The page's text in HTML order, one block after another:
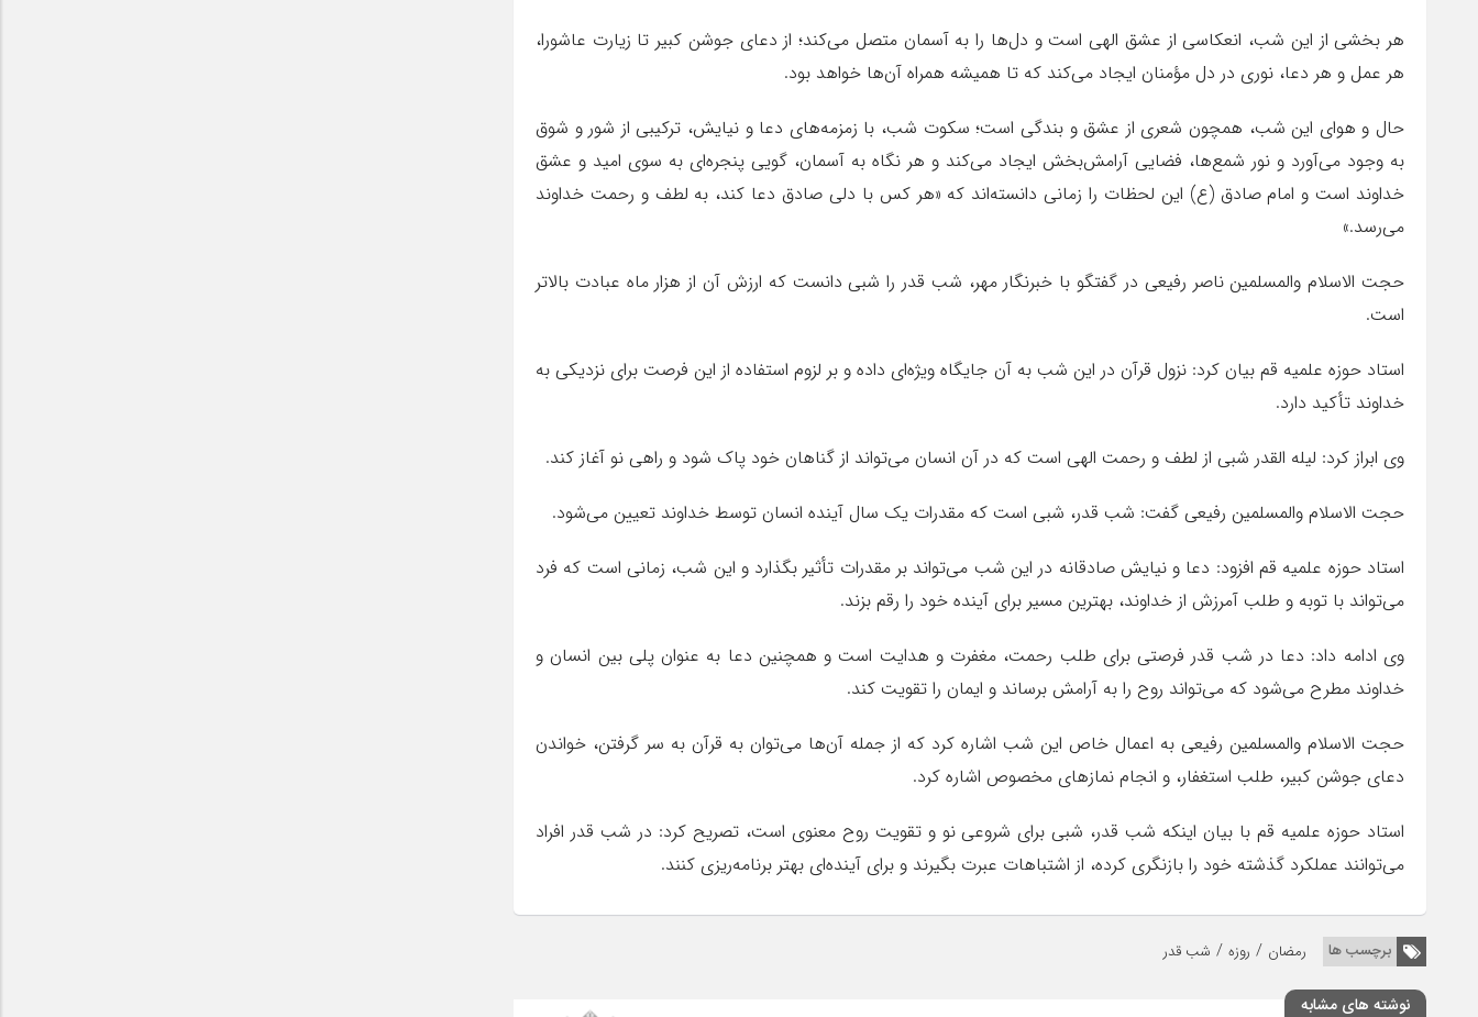
هر بخشی از این شب، انعکاسی از عشق الهی است و دل‌ها را به آسمان متصل می‌کند؛ از دعای جوشن کبیر تا زیارت عاشورا،
هر عمل و هر دعا، نوری در دل مؤمنان ایجاد می‌کند که تا همیشه همراه آن‌ها خواهد بود.
حال و هوای این شب، همچون شعری از عشق و بندگی است؛ سکوت شب، با زمزمه‌های دعا و نیایش، ترکیبی از شور و شوق
به وجود می‌آورد و نور شمع‌ها، فضایی آرامش‌بخش ایجاد می‌کند و هر نگاه به آسمان، گویی پنجره‌ای به سوی امید و عشق
خداوند است و امام صادق (ع) این لحظات را زمانی دانسته‌اند که «هر کس با دلی صادق دعا کند، به لطف و رحمت خداوند
می‌رسد.»
حجت الاسلام والمسلمین ناصر رفیعی در گفتگو با خبرنگار مهر، شب قدر را شبی دانست که ارزش آن از هزار ماه عبادت بالاتر
است.
استاد حوزه علمیه قم بیان کرد: نزول قرآن در این شب به آن جایگاه ویژه‌ای داده و بر لزوم استفاده از این فرصت برای نزدیکی به
خداوند تأکید دارد.
وی ابراز کرد: لیله القدر شبی از لطف و رحمت الهی است که در آن انسان می‌تواند از گناهان خود پاک شود و راهی نو آغاز کند.
حجت الاسلام والمسلمین رفیعی گفت: شب قدر، شبی است که مقدرات یک سال آینده انسان توسط خداوند تعیین می‌شود.
استاد حوزه علمیه قم افزود: دعا و نیایش صادقانه در این شب می‌تواند بر مقدرات تأثیر بگذارد و این شب، زمانی است که فرد
می‌تواند با توبه و طلب آمرزش از خداوند، بهترین مسیر برای آینده خود را رقم بزند.
وی ادامه داد: دعا در شب قدر فرصتی برای طلب رحمت، مغفرت و هدایت است و همچنین دعا به عنوان پلی بین انسان و
خداوند مطرح می‌شود که می‌تواند روح را به آرامش برساند و ایمان را تقویت کند.
حجت الاسلام والمسلمین رفیعی به اعمال خاص این شب اشاره کرد که از جمله آن‌ها می‌توان به قرآن به سر گرفتن، خواندن
دعای جوشن کبیر، طلب استغفار، و انجام نمازهای مخصوص اشاره کرد.
استاد حوزه علمیه قم با بیان اینکه شب قدر، شبی برای شروعی نو و تقویت روح معنوی است، تصریح کرد: در شب قدر افراد
می‌توانند عملکرد گذشته خود را بازنگری کرده، از اشتباهات عبرت بگیرند و برای آینده‌ای بهتر برنامه‌ریزی کنند.
برچسب ها رمضان / روزه / شب قدر
نوشته های مشابه